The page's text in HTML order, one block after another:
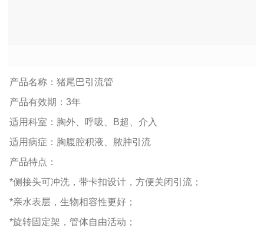
产品名称：猪尾巴引流管
产品有效期： 3年
适用科室：胸外、呼吸、
B超、介入
适用病症：胸腹腔积液、脓肿引流
产品特点：
*侧接头可冲洗，带卡扣设计，方便关闭引流；
*亲水表层，生物相容性更好；
*旋转固定架，管体自由活动；